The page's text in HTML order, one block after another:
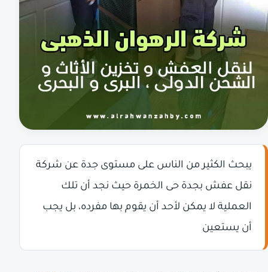
يبحث الكثير من الناس على مستوى جدة عن شركة
نقل عفش بجدة حى الخمرة حيث نجد أن تلك
العملية لا يمكن لأحد أن يقوم بها مفرده، بل يجب
أن يستعين